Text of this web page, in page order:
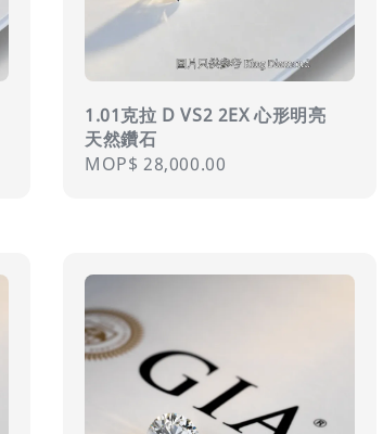
1.01克拉 D VS2 2EX 心形明亮
天然鑽石
Regular
MOP$ 28,000.00